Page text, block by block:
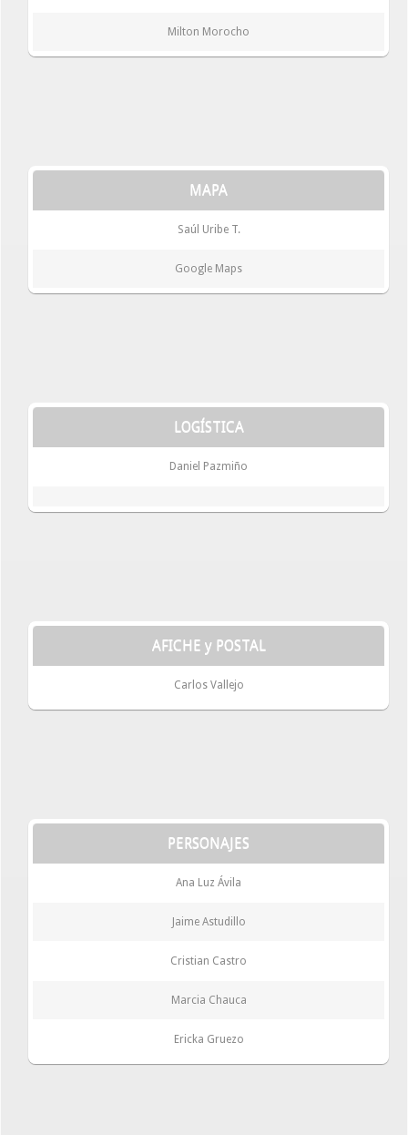
Milton Morocho
MAPA
Saúl Uribe T.
Google Maps
LOGÍSTICA
Daniel Pazmiño
AFICHE y POSTAL
Carlos Vallejo
PERSONAJES
Ana Luz Ávila
Jaime Astudillo
Cristian Castro
Marcia Chauca
Ericka Gruezo